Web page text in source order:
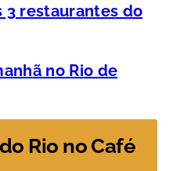
3 restaurantes do
no Rio de
Rio no Café